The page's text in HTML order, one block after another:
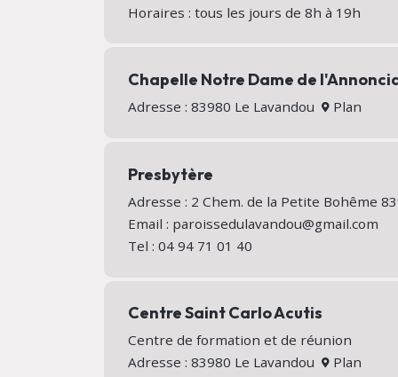
Horaires : tous les jours de 8h à 19h
Chapelle Notre Dame de
Adresse : 83980 Le Lavandou Plan
Presbytère
Adresse : 2 Chem. de la Petite Bohême
Email : paroissedulavandou@gmail.com
Tel : 04 94 71 01 40
Centre Saint Carlo Acutis
Centre de formation et de réunion
Adresse : 83980 Le Lavandou
Plan